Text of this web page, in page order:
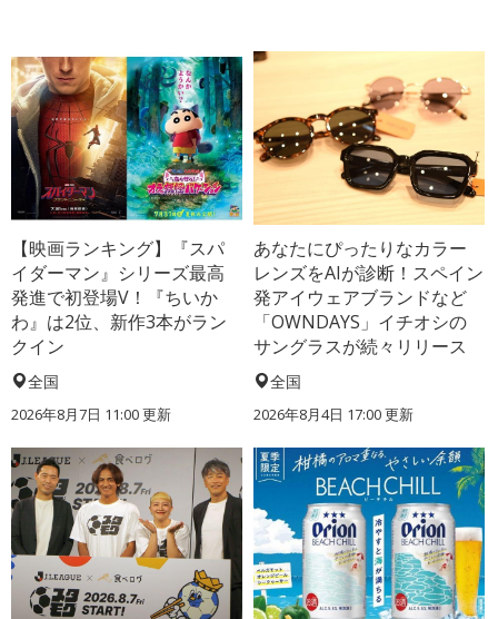
【映画ランキング】『スパ
イダーマン』シリーズ最高
発進で初登場V！『ちいか
わ』は2位、新作3本がラン
クイン
全国
2026年8月7日 11:00更新
あなたにぴったりなカラー
レンズをAIが診断！スペイン
発アイウェアブランドなど
「OWNDAYS」イチオシの
サングラスが続々リリース
全国
2026年8月4日 17:00更新